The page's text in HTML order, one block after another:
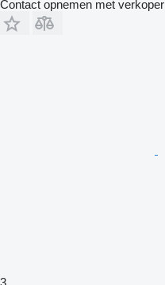
Contact opnemen met verkoper
3